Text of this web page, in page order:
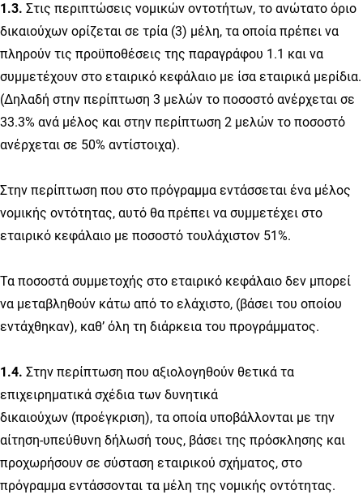
1.3. Στις περιπτώσεις νομικών οντοτήτων, το ανώτατο όριο
δικαιούχων ορίζεται σε τρία (3) μέλη, τα οποία πρέπει να
πληρούν τις προϋποθέσεις της παραγράφου 1.1 και να
συμμετέχουν στο εταιρικό κεφάλαιο με ίσα εταιρικά μερίδια.
(Δηλαδή στην περίπτωση 3 μελών το ποσοστό ανέρχεται σε
33.3% ανά μέλος και στην περίπτωση 2 μελών το ποσοστό
ανέρχεται σε 50% αντίστοιχα).
Στην περίπτωση που στο πρόγραμμα εντάσσεται ένα μέλος
νομικής οντότητας, αυτό θα πρέπει να συμμετέχει στο
εταιρικό κεφάλαιο με ποσοστό τουλάχιστον 51%.
Τα ποσοστά συμμετοχής στο εταιρικό κεφάλαιο δεν μπορεί
να μεταβληθούν κάτω από το ελάχιστο, (βάσει του οποίου
εντάχθηκαν), καθ’ όλη τη διάρκεια του προγράμματος.
1.4. Στην περίπτωση που αξιολογηθούν θετικά τα
επιχειρηματικά σχέδια των δυνητικά
δικαιούχων (προέγκριση), τα οποία υποβάλλονται με την
αίτηση-υπεύθυνη δήλωσή τους, βάσει της πρόσκλησης και
προχωρήσουν σε σύσταση εταιρικού σχήματος, στο
πρόγραμμα εντάσσονται τα μέλη της νομικής οντότητας.